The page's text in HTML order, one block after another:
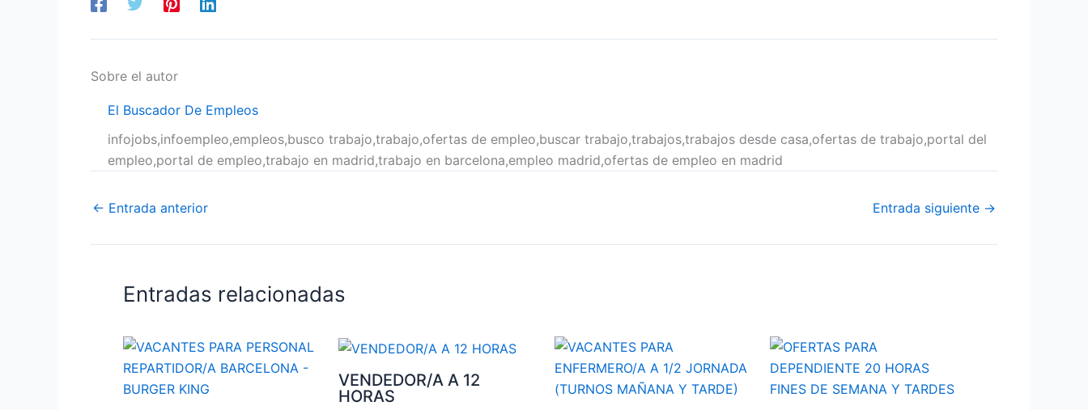
Sobre el autor
El Buscador De Empleos
infojobs,infoempleo,empleos,busco trabajo,trabajo,ofertas de empleo,buscar trabajo,trabajos,trabajos desde casa,ofertas de trabajo,portal del
empleo,portal de empleo,trabajo en madrid,trabajo en barcelona,empleo madrid,ofertas de empleo en madrid
← Entrada anterior Entrada siguiente →
Entradas relacionadas
VENDEDOR/A A 12
HORAS